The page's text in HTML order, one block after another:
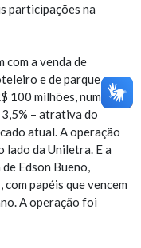
participações na
com a venda de
e de parque
100 milhões, num
– atrativa do
atual. A operação
lado da Uniletra. E a
Edson Bueno,
papéis que vencem
A operação foi